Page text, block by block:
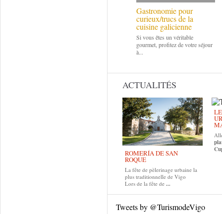
Gastronomie pour
curieux/trucs de la
cuisine galicienne
Si vous êtes un véritable
gourmet, profitez de votre séjour
à...
ACTUALITÉS
ROMERÍA DE SAN
ROQUE
La fête de pèlerinage urbaine la
plus traditionnelle de Vigo
Lors de la fête de ...
Tweets by @TurismodeVigo